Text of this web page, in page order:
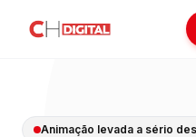
Animação levada a sério